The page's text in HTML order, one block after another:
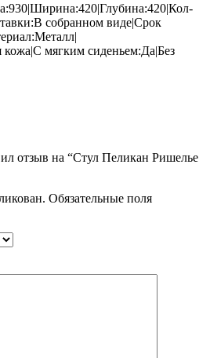
собранном виде|Срок
кожа|С мягким сиденьем:Да|Без
отзыв на “Стул Пеликан Ришелье
Обязательные поля